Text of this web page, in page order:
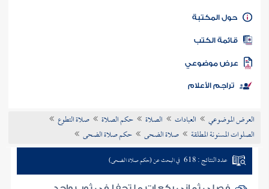
كتاب الأمة
المكتبة
الكتب
موضوعي
تراجم الأعلام
العرض الموضوعي العبادات الصلاة حكم الصلاة
صلاة التطوع
الصلوات المسنونة المطلقة
صلاة الضحى حكم صلاة الضحى
عدد النتائج : 618 في البحث عن (حكم صلاة الضحى)